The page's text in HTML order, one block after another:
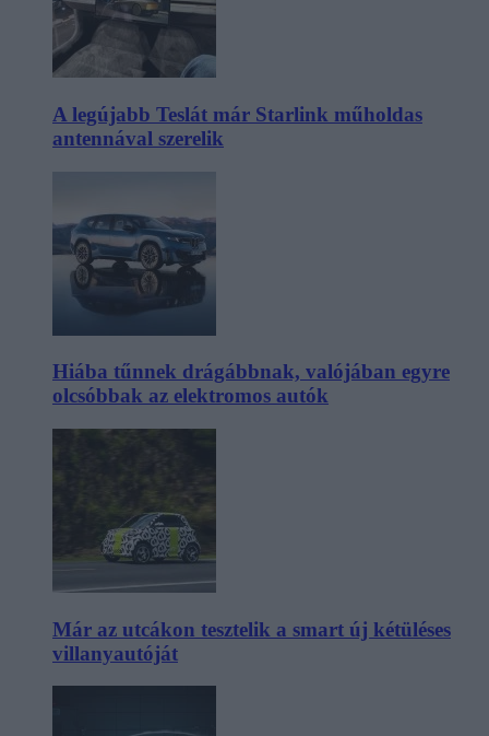
A legújabb Teslát már Starlink műholdas
antennával szerelik
Hiába tűnnek drágábbnak, valójában egyre
olcsóbbak az elektromos autók
Már az utcákon tesztelik a smart új kétüléses
villanyautóját